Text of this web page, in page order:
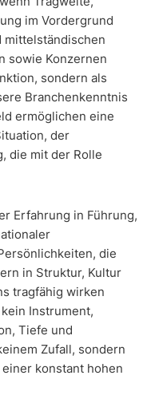
im Vordergrund
mittelständischen
sowie Konzernen
sondern als
Branchenkenntnis
ermöglichen eine
der
die mit der Rolle
Erfahrung in Führung,
die
in Struktur, Kultur
tragfähig wirken
Instrument,
Tiefe und
Zufall, sondern
konstant hohen